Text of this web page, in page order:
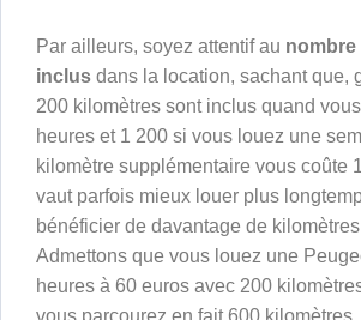
Par ailleurs, soyez attentif au nombre
inclus dans la location, sachant que,
200 kilomètres sont inclus quand
heures et 1 200 si vous louez une
kilomètre supplémentaire vous coûte
vaut parfois mieux louer plus
bénéficier de davantage de
Admettons que vous louez une
heures à 60 euros avec 200